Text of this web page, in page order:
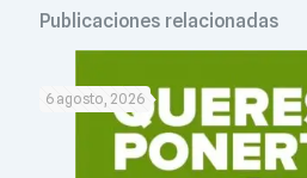
Publicaciones relacionadas
6 agosto, 2026